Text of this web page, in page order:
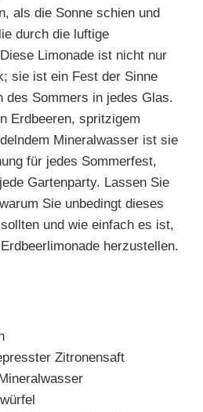
als die Sonne schien und
durch die luftige
Limonade ist nicht nur
sie ist ein Fest der Sinne
des Sommers in jedes Glas.
Erdbeeren, spritzigem
Mineralwasser ist sie
für jedes Sommerfest,
Gartenparty. Lassen Sie
Sie unbedingt dieses
und wie einfach es ist,
herzustellen.
Zitronensaft